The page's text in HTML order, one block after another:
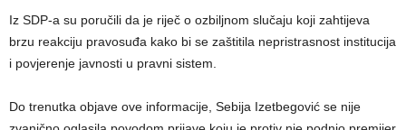
Iz SDP-a su poručili da je riječ o ozbiljnom slučaju koji zahtijeva
brzu reakciju pravosuđa kako bi se zaštitila nepristrasnost institucija
i povjerenje javnosti u pravni sistem.
Do trenutka objave ove informacije, Sebija Izetbegović se nije